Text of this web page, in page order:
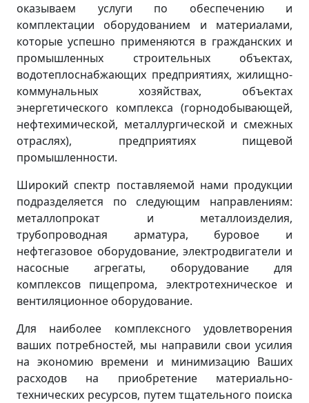
оказываем услуги по обеспечению и
комплектации оборудованием и материалами,
которые успешно применяются в гражданских и
промышленных строительных объектах,
водотеплоснабжающих предприятиях, жилищно-
коммунальных хозяйствах, объектах
энергетического комплекса (горнодобывающей,
нефтехимической, металлургической и смежных
отраслях), предприятиях пищевой
промышленности.
Широкий спектр поставляемой нами продукции
подразделяется по следующим направлениям:
металлопрокат и металлоизделия,
трубопроводная арматура, буровое и
нефтегазовое оборудование, электродвигатели и
насосные агрегаты, оборудование для
комплексов пищепрома, электротехническое и
вентиляционное оборудование.
Для наиболее комплексного удовлетворения
ваших потребностей, мы направили свои усилия
на экономию времени и минимизацию Ваших
расходов на приобретение материально-
технических ресурсов, путем тщательного поиска